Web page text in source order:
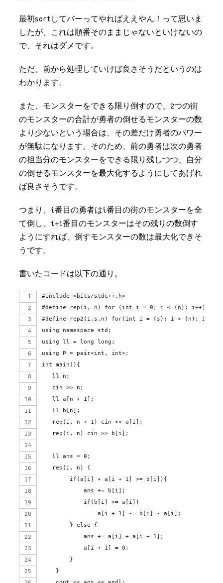
最初sortしてバーってやればええやん！って思いま
したが、これは順番そのままじゃないといけないの
で、それはダメです。
ただ、前から処理していけば良さそうだというのは
わかります。
また、モンスターをできる限り倒すので、2つの街
のモンスターの合計が勇者の倒せるモンスターの数
より少ないという場合は、その差だけ勇者のパワー
が無駄になります。そのため、前の勇者は次の勇者
の担当分のモンスターをできる限り残しつつ、自分
の倒せるモンスターを最大化するようにしてあげれ
ば良さそうです。
つまり、i番目の勇者はi番目の街のモンスターを全
て倒し、i+1番目のモンスターはその残りの数倒す
ようにすれば、倒すモンスターの数は最大化できそ
うです。
書いたコードは以下の通り。
#include <bits/stdc++.h>
#define rep(i, n) for (int i = 0; i < (n); i++)
#define rep2(i,s,n) for(int i = (s); i < (n); i++)
using namespace std;
using ll = long long;
using P = pair<int, int>;
int main(){
   ll n;
   cin >> n;
   ll a[n + 1];
   ll b[n];
   rep(i, n + 1) cin >> a[i];
   rep(i, n) cin >> b[i];
   ll ans = 0;
   rep(i, n) {
        if(a[i] + a[i + 1] >= b[i]){
            ans += b[i];
            if(b[i] >= a[i])
                a[i + 1] -= b[i] - a[i];
        } else {
            ans += a[i] + a[i + 1];
            a[i + 1] = 0;
        }
    }